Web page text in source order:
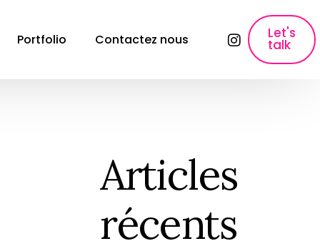
Création de contenu
Création de contenu &#038; Content
Copywriting fiche produit
Rédaction des fiches produits qui font
Portfolio Contactez nous Let's
talk
Articles
récents